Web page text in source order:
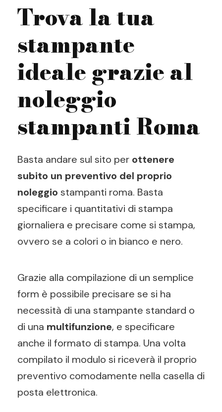
Trova la tua
stampante
ideale grazie al
noleggio
stampanti Roma
Basta andare sul sito per ottenere
subito un preventivo del proprio
noleggio stampanti roma. Basta
specificare i quantitativi di stampa
giornaliera e precisare come si stampa,
ovvero se a colori o in bianco e nero.
Grazie alla compilazione di un semplice
form è possibile precisare se si ha
necessità di una stampante standard o
di una multifunzione, e specificare
anche il formato di stampa. Una volta
compilato il modulo si riceverà il proprio
preventivo comodamente nella casella di
posta elettronica.